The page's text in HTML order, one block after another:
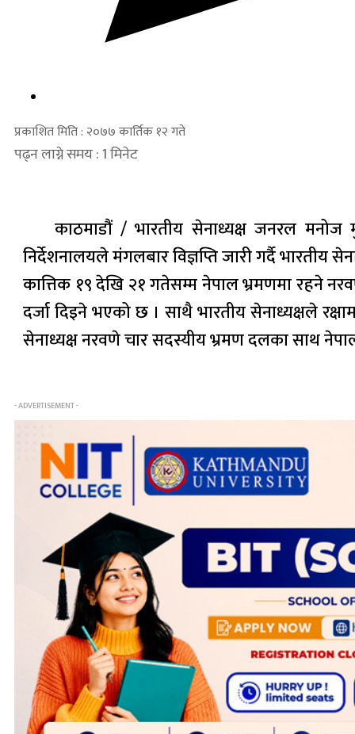
प्रकाशित मिति : २०७७ कार्तिक १२ गते
पढ्न लाग्ने समय : 1 मिनेट
काठमाडौं / भारतीय सेनाध्यक्ष जनरल
निर्देशनालयले मंगलबार विज्ञप्ति जारी गर्दै भारतीय
कात्तिक १९ देखि २१ गतेसम्म नेपाल भ्रमणमा रहने
दर्जा दिइने भएको छ । साथै भारतीय सेनाध्यक्षले
सेनाध्यक्ष नरवणे चार सदस्यीय भ्रमण दलका साथ
- ADVERTISEMENT -